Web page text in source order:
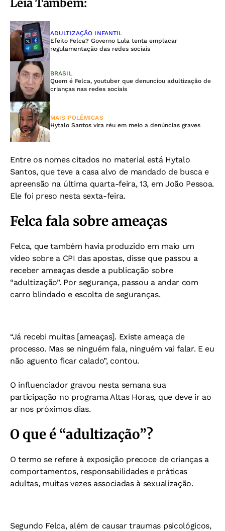
Leia Também:
ADULTIZAÇÃO INFANTIL
Efeito Felca? Governo Lula tenta emplacar
regulamentação das redes sociais
BRASIL
Quem é Felca, youtuber que denunciou adultização de
crianças nas redes sociais
MAIS POLÊMICAS
Hytalo Santos vira réu em meio a denúncias graves
Entre os nomes citados no material está Hytalo
Santos, que teve a casa alvo de mandado de busca e
apreensão na última quarta-feira, 13, em João Pessoa.
Ele foi preso nesta sexta-feira.
Felca fala sobre ameaças
Felca, que também havia produzido em maio um
vídeo sobre a CPI das apostas, disse que passou a
receber ameaças desde a publicação sobre
“adultização”. Por segurança, passou a andar com
carro blindado e escolta de seguranças.
“Já recebi muitas [ameaças]. Existe ameaça de
processo. Mas se ninguém fala, ninguém vai falar. E eu
não aguento ficar calado”, contou.
O influenciador gravou nesta semana sua
participação no programa Altas Horas, que deve ir ao
ar nos próximos dias.
O que é “adultização”?
O termo se refere à exposição precoce de crianças a
comportamentos, responsabilidades e práticas
adultas, muitas vezes associadas à sexualização.
Segundo Felca, além de causar traumas psicológicos,